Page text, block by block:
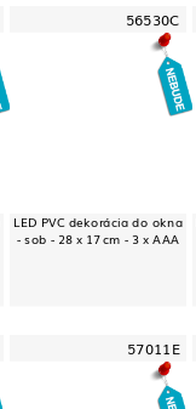
56530C
LED PVC dekorácia do okna
- sob - 28 x 17 cm - 3 x AAA
57011E